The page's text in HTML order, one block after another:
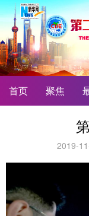
首页 聚焦
2019-